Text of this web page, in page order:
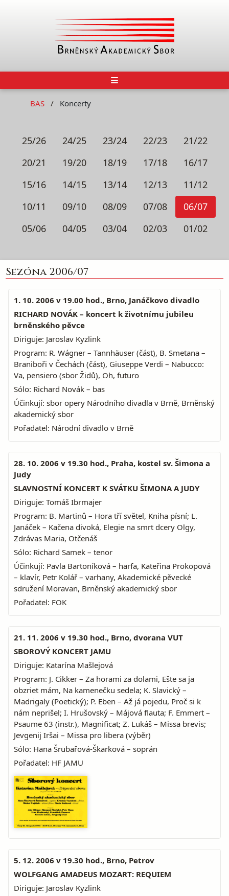
BAS Koncerty
25/26 24/25 23/24 22/23
21/22
20/21
19/20 18/19 17/18
16/17
15/16
14/15 13/14 12/13
11/12
10/11
09/10 08/09 07/08
06/07
05/06
04/05 03/04 02/03 01/02
Sezóna 2006/07
1. 10. 2006 v 19.00 hod., Brno, Janáčkovo divadlo
RICHARD NOVÁK – koncert k životnímu jubileu
brněnského pěvce
Diriguje: Jaroslav Kyzlink
Program: R. Wágner – Tannhäuser (část), B. Smetana –
Braniboři v Čechách (část), Giuseppe Verdi – Nabucco:
Va, pensiero (sbor Židů), Oh, futuro
Sólo: Richard Novák – bas
Účinkují: sbor opery Národního divadla v Brně, Brněnský
akademický sbor
Pořadatel: Národní divadlo v Brně
28. 10. 2006 v 19.30 hod., Praha, kostel sv. Šimona a
Judy
SLAVNOSTNÍ KONCERT K SVÁTKU ŠIMONA A JUDY
Diriguje: Tomáš Ibrmajer
Program: B. Martinů – Hora tří světel, Kniha písní; L.
Janáček – Kačena divoká, Elegie na smrt dcery Olgy,
Zdrávas Maria, Otčenáš
Sólo: Richard Samek – tenor
Účinkují: Pavla Bartoníková – harfa, Kateřina Prokopová
– klavír, Petr Kolář – varhany, Akademické pěvecké
sdružení Moravan, Brněnský akademický sbor
Pořadatel: FOK
21. 11. 2006 v 19.30 hod., Brno, dvorana VUT
SBOROVÝ KONCERT JAMU
Diriguje: Katarína Mašlejová
Program: J. Cikker – Za horami za dolami, Ešte sa ja
obzriet mám, Na kamenečku sedela; K. Slavický –
Madrigaly (Poetický); P. Eben – Až já pojedu, Proč si k
nám neprišel; I. Hrušovský – Májová flauta; F. Emmert –
Psaume 63 (instr.), Magnificat; Z. Lukáš – Missa brevis;
Jevgenij Iršai – Missa pro libera (výběr)
Sólo: Hana Šrubařová-Škarková – soprán
Pořadatel: HF JAMU
5. 12. 2006 v 19.30 hod., Brno, Petrov
WOLFGANG AMADEUS MOZART: REQUIEM
Diriguje: Jaroslav Kyzlink